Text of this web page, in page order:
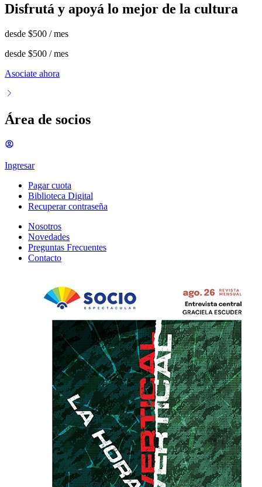
Disfrutá y apoyá lo mejor de la cultura
desde $500 / mes
desde $500 / mes
Asociate ahora
Área de socios
Ingresar
Pagar cuota
Biblioteca Digital
Recuperar contraseña
Nosotros
Novedades
Preguntas Frecuentes
Contacto